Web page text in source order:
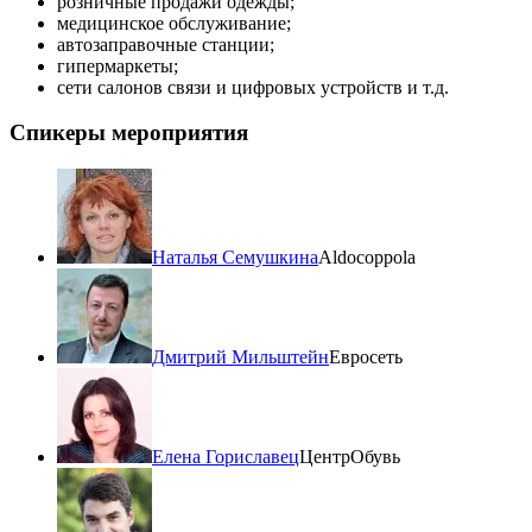
медицинское обслуживание;
автозаправочные станции;
гипермаркеты;
сети салонов связи и цифровых устройств и т.д.
Спикеры мероприятия
Наталья СемушкинаAldocoppola
Дмитрий МильштейнЕвросеть
Елена ГориславецЦентрОбувь